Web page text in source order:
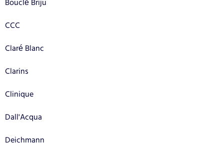
Bouclé Briju
CCC
Claré Blanc
Clarins
Clinique
Dall'Acqua
Deichmann